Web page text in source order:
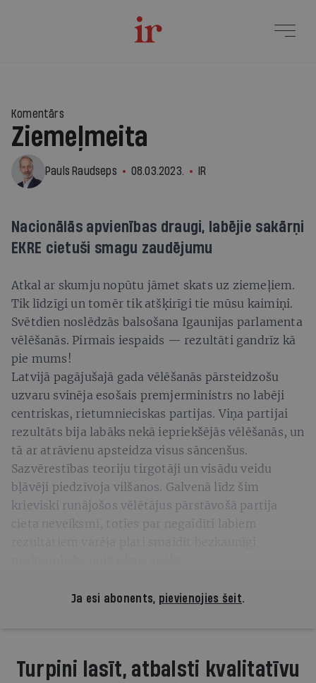
Komentārs
Ziemeļmeita
Pauls Raudseps 08.03.2023. IR
Nacionālās apvienības draugi, labējie sakārņi
EKRE cietuši smagu zaudējumu
Atkal ar skumju nopūtu jāmet skats uz ziemeļiem.
Tik līdzīgi un tomēr tik atšķirīgi tie mūsu kaimiņi.
Svētdien noslēdzās balsošana Igaunijas parlamenta
vēlēšanās. Pirmais iespaids — rezultāti gandrīz kā
pie mums!
Latvijā pagājušajā gada vēlēšanās pārsteidzošu
uzvaru svinēja esošais premjerministrs no labēji
centriskas, rietumnieciskas partijas. Viņa partijai
rezultāts bija labāks nekā iepriekšējās vēlēšanās, un
tā ar atrāvienu apsteidza visus sāncenšus.
Sazvērestības teoriju tirgotāji un visādu veidu
bļāvēji piedzīvoja vilšanos. Galvenā līdz šim
krieviski runājošos vēlētājus pārstāvošā partija
cieta neveiksmi, toties par negaidīti labiem
Ja esi abonents, pievienojies šeit.
Turpini lasīt, atbalsti kvalitatīvu